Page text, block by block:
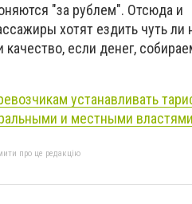
"за рублем". Отсюда и
хотят ездить чуть ли
если денег,
устанавливать
и местными
про це редакцію